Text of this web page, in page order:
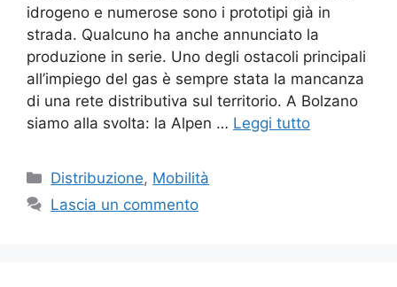
idrogeno e numerose sono i prototipi già in
strada. Qualcuno ha anche annunciato la
produzione in serie. Uno degli ostacoli principali
all’impiego del gas è sempre stata la mancanza
di una rete distributiva sul territorio. A Bolzano
siamo alla svolta: la Alpen … Leggi tutto
Categorie
Distribuzione, Mobilità
Lascia un commento